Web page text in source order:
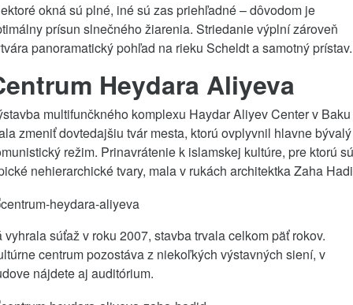
okná sú plné, iné sú zas priehľadné – dôvodom je
prísun slnečného žiarenia. Striedanie výplní zároveň
panoramatický pohľad na rieku Scheldt a samotný prístav.
Heydara Aliyeva
multifunčkného komplexu Haydar Aliyev Center v Baku
zmeniť dovtedajšiu tvár mesta, ktorú ovplyvnil hlavne bývalý
režim. Prinavrátenie k islamskej kultúre, pre ktorú sú
nehierarchické tvary, mala v rukách architektka Zaha
vyhrala súťaž v roku 2007, stavba trvala celkom päť rokov.
centrum pozostáva z niekoľkých výstavných siení, v
nájdete aj auditórium.